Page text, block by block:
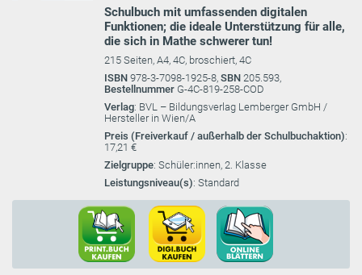
Schulbuch mit umfassenden digitalen
Funktionen; die ideale Unterstützung für alle,
die sich in Mathe schwerer tun!
215 Seiten, A4, 4C, broschiert, 4C
ISBN 978-3-7098-1925-8, SBN 205.593,
Bestellnummer G-4C-819-258-COD
Verlag: BVL – Bildungsverlag Lemberger GmbH /
Hersteller in Wien/A
Preis (Freiverkauf / außerhalb der Schulbuchaktion):
17,21 €
Zielgruppe: Schüler:innen, 2. Klasse
Leistungsniveau(s): Standard